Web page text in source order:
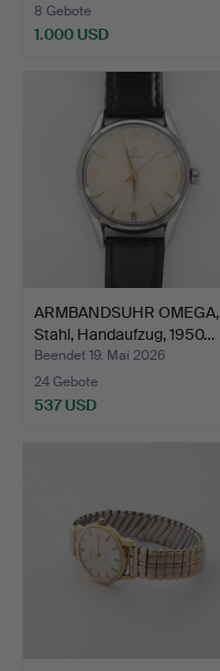
8 Gebote
1.000 USD
ARMBANDSUHR OMEGA,
Stahl, Handaufzug, 1950…
Beendet 19. Mai 2026
24 Gebote
537 USD